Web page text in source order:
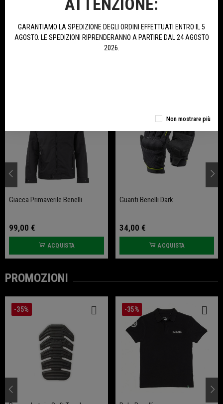
74,00 €
ACQUISTA
99,00 €
ACQUISTA
Giacca Primaverile Benelli
99,00 €
ACQUISTA
Guanti Benelli Dark
34,00 €
ACQUISTA
PROMOZIONI
-35% -35%
GARANTIAMO LA SPEDIZIONE DEGLI ORDINI EFFETTUATI ENTRO IL 5
AGOSTO. LE SPEDIZIONI RIPRENDERANNO A PARTIRE DAL 24 AGOSTO
2026.
Non mostrare più